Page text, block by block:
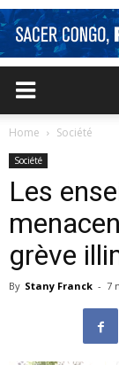
Home Société
Société
Les
grève
By Stany Franck - 7